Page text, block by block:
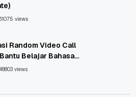
views
Random Video Call
Belajar Bahasa
views